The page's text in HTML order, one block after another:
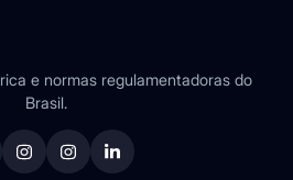
e normas regulamentadoras do
Brasil.